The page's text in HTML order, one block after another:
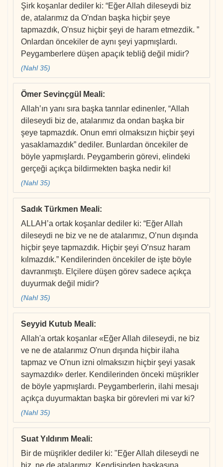
Şirk koşanlar dediler ki: “Eğer Allah dileseydi biz
de, atalarımız da O'ndan başka hiçbir şeye
tapmazdık, O'nsuz hiçbir şeyi de haram etmezdik. ”
Onlardan öncekiler de aynı şeyi yapmışlardı.
Peygamberlere düşen apaçık tebliğ değil midir?
(Nahl 35)
Ömer Sevinçgül Meali:
Allah’ın yanı sıra başka tanrılar edinenler, “Allah
dileseydi biz de, atalarımız da ondan başka bir
şeye tapmazdık. Onun emri olmaksızın hiçbir şeyi
yasaklamazdık” dediler. Bunlardan öncekiler de
böyle yapmışlardı. Peygamberin görevi, elindeki
gerçeği açıkça bildirmekten başka nedir ki!
(Nahl 35)
Sadık Türkmen Meali:
ALLAH’a ortak koşanlar dediler ki: “Eğer Allah
dileseydi ne biz ve ne de atalarımız, O’nun dışında
hiçbir şeye tapmazdık. Hiçbir şeyi O’nsuz haram
kılmazdık.” Kendilerinden öncekiler de işte böyle
davranmıştı. Elçilere düşen görev sadece açıkça
duyurmak değil midir?
(Nahl 35)
Seyyid Kutub Meali:
Allah'a ortak koşanlar «Eğer Allah dileseydi, ne biz
ve ne de atalarımız O'nun dışında hiçbir ilaha
tapmaz ve O'nun izni olmaksızın hiçbir şeyi yasak
saymazdık» derler. Kendilerinden önceki müşrikler
de böyle yapmışlardı. Peygamberlerin, ilahi mesajı
açıkça duyurmaktan başka bir görevleri mi var ki?
(Nahl 35)
Suat Yıldırım Meali:
Bir de müşrikler dediler ki: "Eğer Allah dileseydi ne